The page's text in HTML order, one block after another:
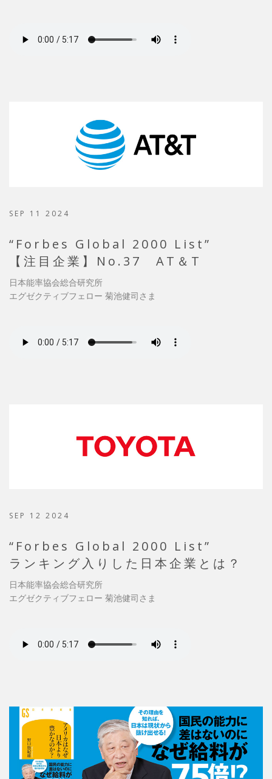
SEP 11 2024
“Forbes Global 2000 List”
【注目企業】No.37 AT＆T
日本能率協会総合研究所
エグゼクティブフェロー 菊池健司さま
SEP 12 2024
“Forbes Global 2000 List”
ランキング入りした日本企業とは？
日本能率協会総合研究所
エグゼクティブフェロー 菊池健司さま